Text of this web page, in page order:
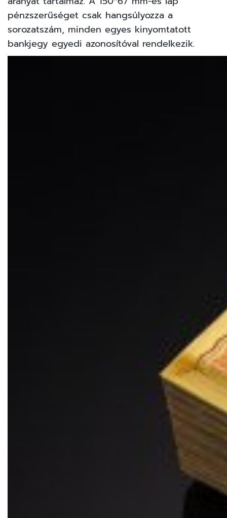
pénzszerűséget csak hangsúlyozza a
sorozatszám, minden egyes kinyomtatott
bankjegy egyedi azonosítóval rendelkezik.